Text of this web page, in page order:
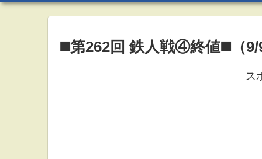
◼️第262回 鉄人戦④終値◼️（9/
ス